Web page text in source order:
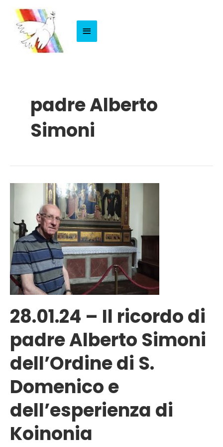
Menu
padre Alberto
Simoni
28.01.24 – Il ricordo di
padre Alberto Simoni
dell’Ordine di S.
Domenico e
dell’esperienza di
Koinonia